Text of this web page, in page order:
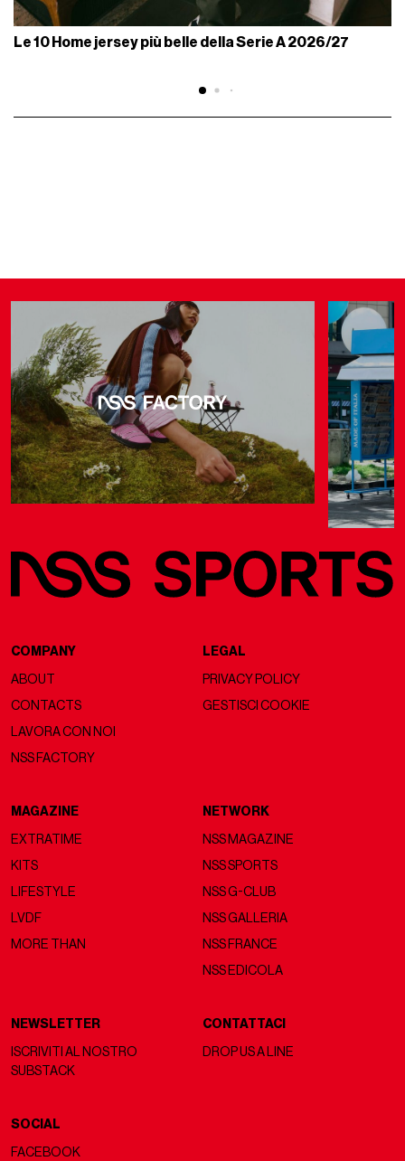
Le 10 Home jersey più belle della Serie A 2026/27
COMPANY
ABOUT
CONTACTS
LAVORA CON NOI
NSS FACTORY
LEGAL
PRIVACY POLICY
GESTISCI COOKIE
MAGAZINE
EXTRATIME
KITS
LIFESTYLE
LVDF
MORE THAN
NETWORK
NSS MAGAZINE
NSS SPORTS
NSS G-CLUB
NSS GALLERIA
NSS FRANCE
NSS EDICOLA
NEWSLETTER
ISCRIVITI AL NOSTRO
SUBSTACK
CONTATTACI
DROP US A LINE
SOCIAL
FACEBOOK